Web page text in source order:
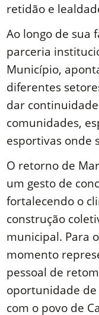
retidão e
Ao longo de sua
parceria
Município,
diferentes
dar
comunidades,
esportivas onde
O retorno de
um gesto de
fortalecendo o
construção
municipal. Para
momento
pessoal de
oportunidade
com o povo de